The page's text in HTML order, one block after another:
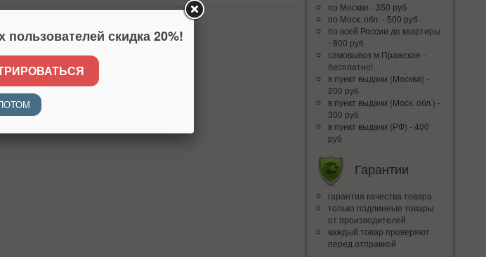
по Москве - 350 руб
по Моск. обл. - 500 руб
по всей Росcии до квартиры
- 800 руб
самовывоз м.Пражская -
бесплатно!
в пункт выдачи (Москва) -
200 руб
в пункт выдачи (Моск. обл.) -
300 руб
в пункт выдачи (РФ) - 400
руб
Гарантии
гарантия качества товара
только подлинные товары
от производителей
каждый товар проверяют
перед отправкой
скидка 20%!